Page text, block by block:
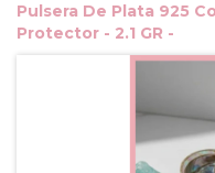
Pulsera De Plata 925
Protector - 2.1 GR -